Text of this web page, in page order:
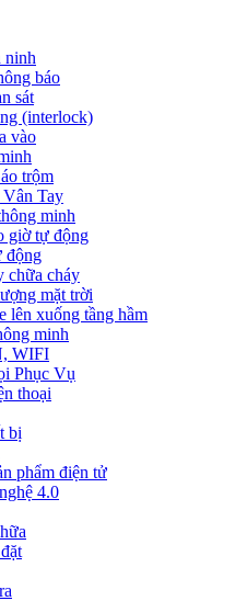
ninh
báo
sát
(interlock)
vào
trộm
Vân Tay
minh
giờ tự động
động
chữa cháy
mặt trời
lên xuống tầng hầm
minh
WIFI
Phục Vụ
thoại
bị
phẩm điện tử
4.0